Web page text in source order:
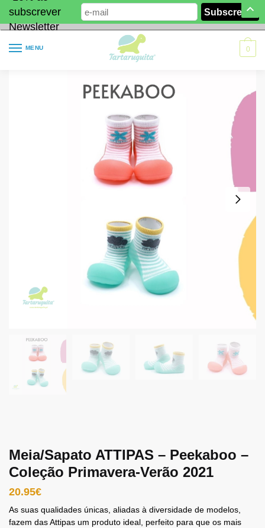
subscrever
Newsletter
MENU 0
Meia/Sapato ATTIPAS – Peekaboo –
Coleção Primavera-Verão 2021
20.95€
As suas qualidades únicas, aliadas à diversidade de modelos,
fazem das Attipas um produto ideal, perfeito para que os mais